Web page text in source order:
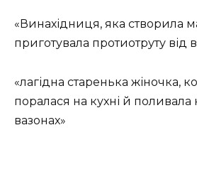
«Винахідниця, яка створила
приготувала протиотруту від
«лагідна старенька жіночка,
поралася на кухні й поливала
вазонах»